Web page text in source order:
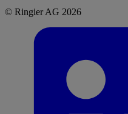
© Ringier AG 2026